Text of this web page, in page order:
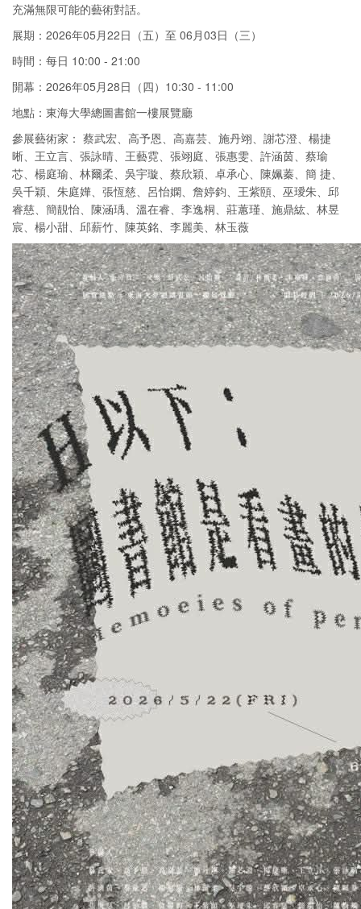
充滿無限可能的藝術對話。
展期：2026年05月22日（五）至 06月03日（三）
時間：每日 10:00 - 21:00
開幕：2026年05月28日（四）10:30 - 11:00
地點：東海大學總圖書館一樓展覽廳
參展藝術家： 蔡武宏、高予恩、高嘉芸、施丹翊、謝芯澄、楊捷
晰、王立言、張詠晴、王藝霓、張翊庭、張惠雯、許涵茵、蔡瑜
芯、楊庭瑜、林爾柔、吳宇璇、蔡欣穎、卓承心、陳姵蓁、簡 捷、
吳千穎、朱庭嬅、張恆慈、呂怡嫻、詹婷鈞、王紫頤、巫璦朱、邱
睿慈、簡靚怡、陳涵瑀、溫在睿、李逸桐、莊蕙瑾、施鼎紘、林昱
宸、楊小甜、邱薪竹、陳英銘、李麗美、林玉薇